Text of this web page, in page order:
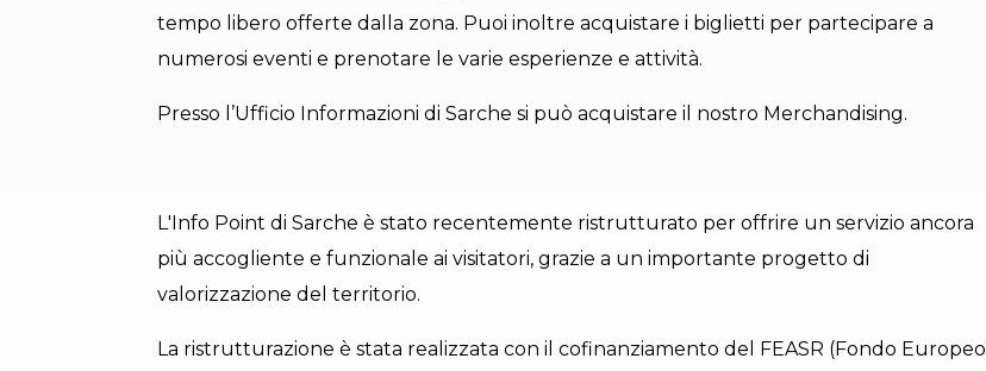
tempo libero offerte dalla zona. Puoi inoltre acquistare i biglietti per partecipare a
numerosi eventi e prenotare le varie esperienze e attività.
Presso l’Ufficio Informazioni di Sarche si può acquistare il nostro Merchandising.
L'Info Point di Sarche è stato recentemente ristrutturato per offrire un servizio ancora
più accogliente e funzionale ai visitatori, grazie a un importante progetto di
valorizzazione del territorio.
La ristrutturazione è stata realizzata con il cofinanziamento del FEASR (Fondo Europeo